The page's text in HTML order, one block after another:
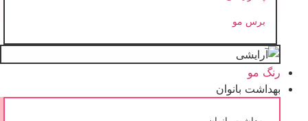
برس مو
رنگ مو
بهداشت بانوان